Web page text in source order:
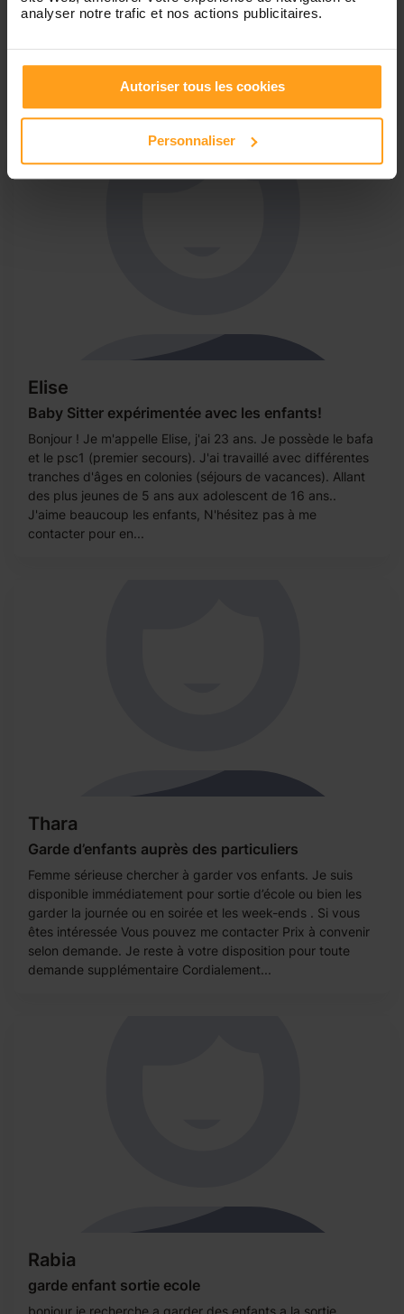
analyser notre trafic et nos actions publicitaires.
Autoriser tous les cookies
Personnaliser
Chatou, actuellement je suis sans emploi, je vous propose
intéressés. –Non fumeuse – Sportive – Souriante, patiente,
Elise
Baby Sitter expérimentée avec les enfants!
Bonjour ! Je m'appelle Elise, j'ai 23 ans. Je possède le bafa
et le psc1 (premier secours). J'ai travaillé avec différentes
tranches d'âges en colonies (séjours de vacances). Allant
des plus jeunes de 5 ans aux adolescent de 16 ans..
J'aime beaucoup les enfants, N'hésitez pas à me
contacter pour en...
Thara
Garde d’enfants auprès des particuliers
Femme sérieuse chercher à garder vos enfants. Je suis
disponible immédiatement pour sortie d’école ou bien les
garder la journée ou en soirée et les week-ends . Si vous
êtes intéressée Vous pouvez me contacter Prix à convenir
selon demande. Je reste à votre disposition pour toute
demande supplémentaire Cordialement...
Rabia
garde enfant sortie ecole
bonjour je recherche a garder des enfants a la sortie